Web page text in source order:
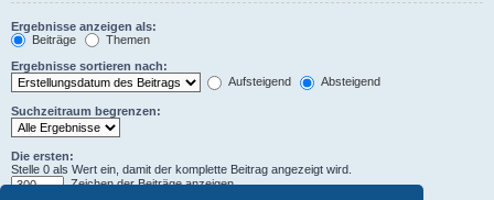
Ergebnisse anzeigen als:
Beiträge
Themen
Ergebnisse sortieren nach:
Aufsteigend
Absteigend
Suchzeitraum begrenzen:
Die ersten:
Stelle 0 als Wert ein, damit der komplette Beitrag angezeigt wird.
Zeichen der Beiträge anzeigen